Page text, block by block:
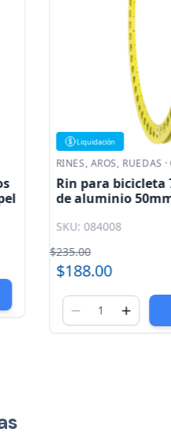
Gospel
700C x 36 hoyos
HS13 - 50H - 2
Agregar